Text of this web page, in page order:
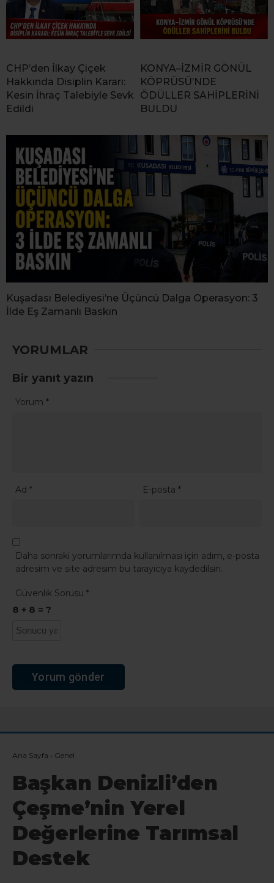
CHP’den İlkay Çiçek
Hakkında Disiplin Kararı:
Kesin İhraç Talebiyle Sevk
Edildi
KONYA–İZMİR GÖNÜL
KÖPRÜSÜ’NDE
ÖDÜLLER SAHİPLERİNİ
BULDU
Kuşadası Belediyesi’ne Üçüncü Dalga Operasyon: 3
İlde Eş Zamanlı Baskın
YORUMLAR
Bir yanıt yazın
Yorum *
Ad * E-posta*
Daha sonraki yorumlarımda kullanılması için adım, e-posta
adresim ve site adresim bu tarayıcıya kaydedilsin.
Güvenlik Sorusu *
8 + 8 = ?
Ana Sayfa › Genel
Başkan Denizli’den
Çeşme’nin Yerel
Değerlerine Tarımsal
Destek